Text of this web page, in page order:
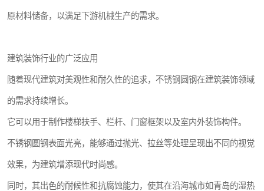
原材料储备，以满足下游机械生产的需求。
建筑装饰行业的广泛应用
随着现代建筑对美观性和耐久性的追求，不锈钢圆钢在建筑装饰领域
的需求持续增长。
它可以用于制作楼梯扶手、栏杆、门窗框架以及室内外装饰构件。
不锈钢圆钢表面光亮，能够通过抛光、拉丝等处理呈现出不同的视觉
效果，为建筑增添现代时尚感。
同时，其出色的耐候性和抗腐蚀能力，使其在沿海城市如青岛的湿热